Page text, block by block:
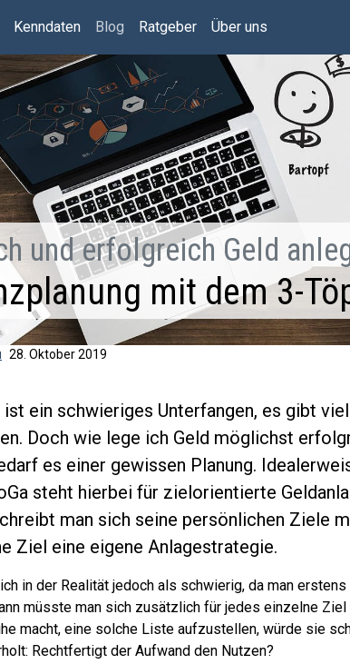
Kenndaten Blog Ratgeber Über uns
und erfolgreich Geld
mit dem 3-
28. Oktober 2019
ist ein schwieriges Unterfangen, es gibt
Doch wie lege ich Geld möglichst
es einer gewissen Planung.
steht hierbei für zielorientierte
man sich seine persönlichen Ziele
Ziel eine eigene Anlagestrategie.
in der Realität jedoch als schwierig, da man
müsste man sich zusätzlich für jedes einzelne
macht, eine solche Liste aufzustellen, würde sie
Rechtfertigt der Aufwand den Nutzen?